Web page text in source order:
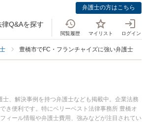
弁護士の方はこちら
律Q&Aを探す
閲覧履歴 マイリスト ログイン
豊橋市でFC・フランチャイズに強い弁護士
、解決事例を持つ弁護士なども掲載中。企業法務
き便利です。特にベリーベスト法律事務所 豊橋オ
ィール情報や弁護士費用、強みなどが注目されてい